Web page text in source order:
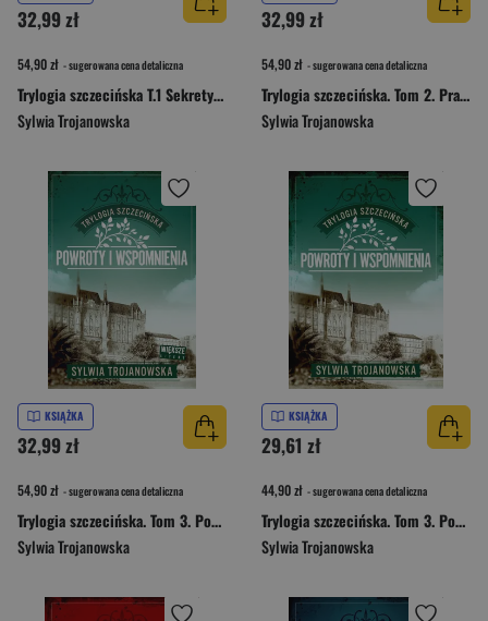
32,99 zł
54,90 zł - sugerowana cena detaliczna
Trylogia szczecińska T.1 Sekrety i kłamstwa
Sylwia Trojanowska
32,99 zł
54,90 zł - sugerowana cena detaliczna
Trylogia szczecińska. Tom 2. Prawdy i tajemnice (Duże Litery)
Sylwia Trojanowska
KSIĄŻKA
32,99 zł
54,90 zł - sugerowana cena detaliczna
Trylogia szczecińska. Tom 3. Powroty i wspomnienia (Duże Litery)
Sylwia Trojanowska
KSIĄŻKA
29,61 zł
44,90 zł - sugerowana cena detaliczna
Trylogia szczecińska. Tom 3. Powroty i wspomnienia
Sylwia Trojanowska